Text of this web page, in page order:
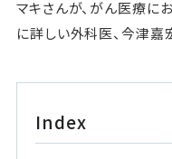
マキさんが、がん医療に
に詳しい外科医、今津嘉
Index